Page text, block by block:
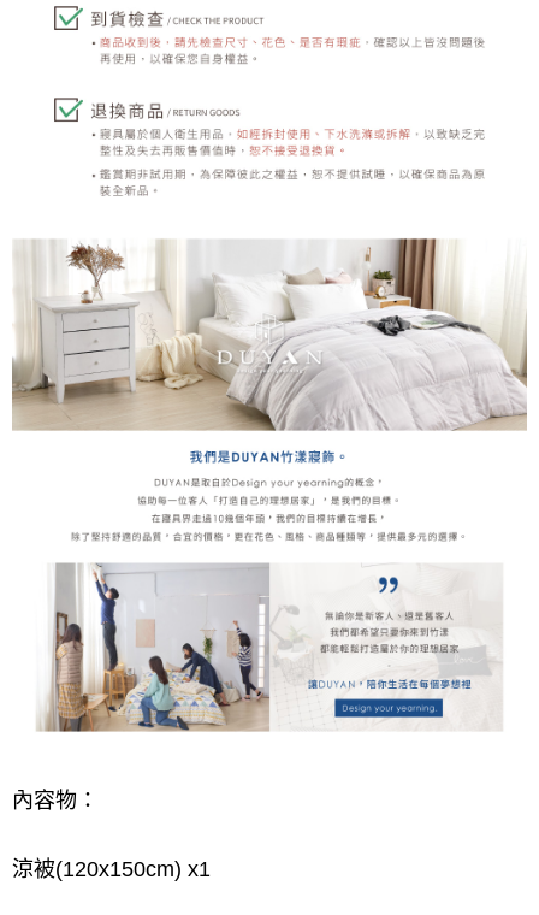
內容物：
涼被(120x150cm) x1